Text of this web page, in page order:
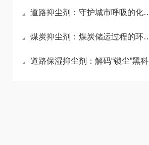
道路抑尘剂：守护城市呼吸的化学卫士
煤炭抑尘剂：煤炭储运过程的环保防护材料
道路保湿抑尘剂：解码“锁尘”黑科技，重塑洁净之路